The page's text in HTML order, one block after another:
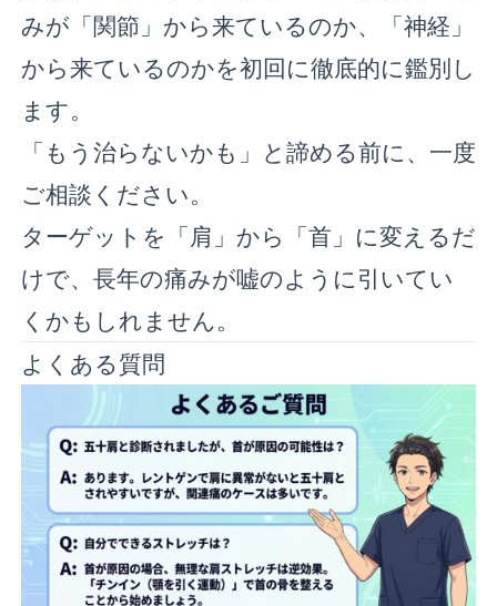
みが「関節」から来ているのか、「神経」
から来ているのかを初回に徹底的に鑑別し
ます。
「もう治らないかも」と諦める前に、一度
ご相談ください。
ターゲットを「肩」から「首」に変えるだ
けで、長年の痛みが嘘のように引いてい
くかもしれません。
よくある質問